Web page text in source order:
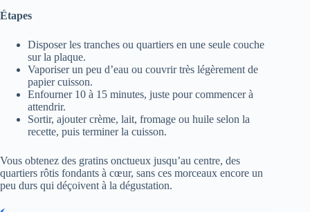
Étapes
Disposer les tranches ou quartiers en une seule couche
sur la plaque.
Vaporiser un peu d’eau ou couvrir très légèrement de
papier cuisson.
Enfourner 10 à 15 minutes, juste pour commencer à
attendrir.
Sortir, ajouter crème, lait, fromage ou huile selon la
recette, puis terminer la cuisson.
Vous obtenez des gratins onctueux jusqu’au centre, des
quartiers rôtis fondants à cœur, sans ces morceaux encore un
peu durs qui déçoivent à la dégustation.